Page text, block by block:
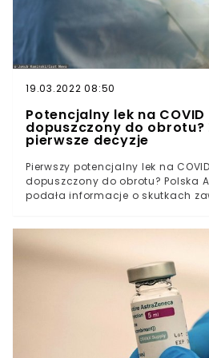
19.03.2022 08:50
Potencjalny lek na
dopuszczony do obrotu?
pierwsze decyzje
Pierwszy potencjalny lek na
dopuszczony do obrotu? Polska
podała informacje o skutkach
i wyprodukowany przez
oraz firmę farmaceutyczną
Agencji Prasowej wynika, że
dążyła to stworzenia protfolio dla
19.Warto zaznaczyć, że już
podpisano umowę na 55 tysięcy
Jeszcze w kwietniu agencja